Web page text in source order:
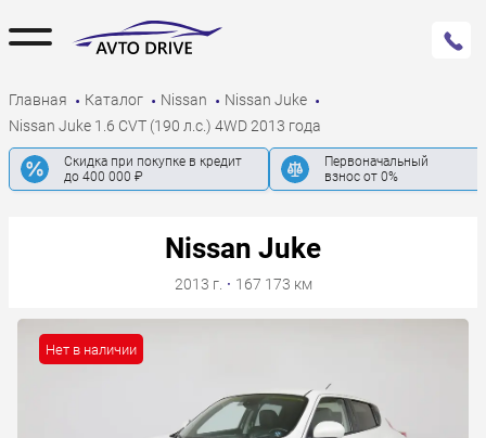
Главная Каталог Nissan
Nissan Juke
Nissan Juke 1.6 CVT (190 л.с.) 4WD 2013 года
Скидка при покупке в кредит
до 400 000 ₽
Первоначальный
взнос от 0%
Nissan Juke
2013 г. · 167 173 км
Нет в наличии